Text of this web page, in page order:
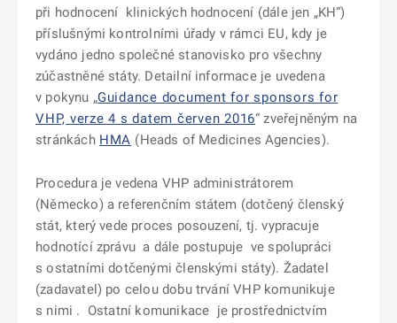
při hodnocení klinických hodnocení (dále jen „KH“)
příslušnými kontrolními úřady v rámci EU, kdy je
vydáno jedno společné stanovisko pro všechny
zúčastněné státy. Detailní informace je uvedena
v pokynu „Guidance document for sponsors for
VHP, verze 4 s datem červen 2016“ zveřejněným na
stránkách HMA (Heads of Medicines Agencies).
Procedura je vedena VHP administrátorem
(Německo) a referenčním státem (dotčený členský
stát, který vede proces posouzení, tj. vypracuje
hodnotící zprávu a dále postupuje ve spolupráci
s ostatními dotčenými členskými státy). Žadatel
(zadavatel) po celou dobu trvání VHP komunikuje
s nimi . Ostatní komunikace je prostřednictvím